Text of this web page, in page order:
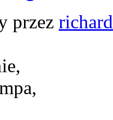
przez richard